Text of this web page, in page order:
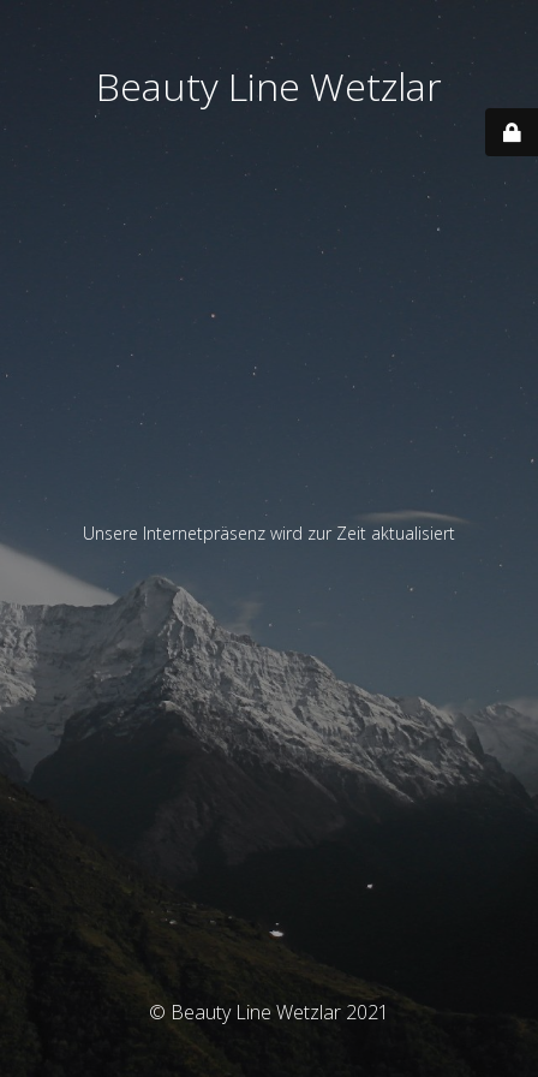
Beauty Line Wetzlar
Unsere Internetpräsenz wird zur Zeit aktualisiert
© Beauty Line Wetzlar 2021